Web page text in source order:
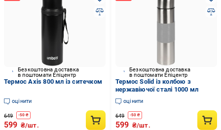
Безкоштовна доставка
в поштомати Епіцентр
Термос Axis 800 мл із ситечком
оцінити
649 -50 ₴
599 ₴/шт.
Безкоштовна доставка
в поштомати Епіцентр
Термос Solid із колбою з
нержавіючої сталі 1000 мл
оцінити
649 -50 ₴
599 ₴/шт.